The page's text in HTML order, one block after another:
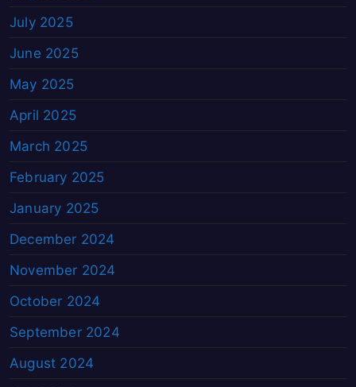
July 2025
June 2025
May 2025
April 2025
March 2025
February 2025
January 2025
December 2024
November 2024
October 2024
September 2024
August 2024